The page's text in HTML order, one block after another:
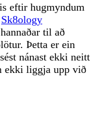
eftir hugmyndum
Sk8ology
til að
Þetta er ein
nánast ekki neitt
ekki liggja upp við